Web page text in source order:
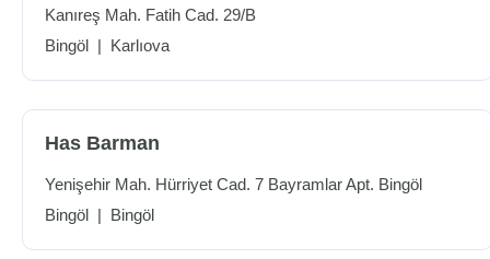
Kanıreş Mah. Fatih Cad. 29/B
Bingöl | Karlıova
Has Barman
Yenişehir Mah. Hürriyet Cad. 7 Bayramlar Apt. Bingöl
Bingöl | Bingöl